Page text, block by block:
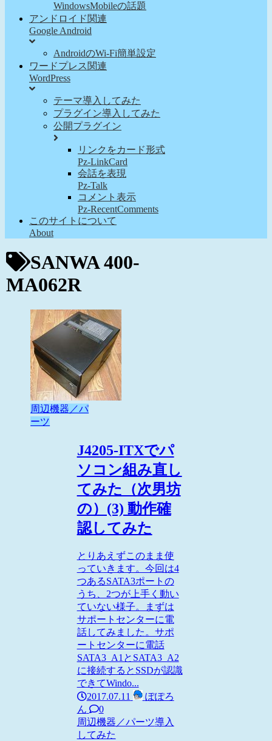
WindowsMobileの話題
アンドロイド関連
Google Android
AndroidのWi-Fi簡単設定
ワードプレス関連
WordPress
テーマ導入してみた
プラグイン導入してみた
公開プラグイン
リンクをカード形式
Pz-LinkCard
会話を表現
Pz-Talk
コメント表示
Pz-RecentComments
このサイトについて
About
SANWA 400-
MA062R
周辺機器／パ
ーツ
J4205-ITXでパ
ソコン組み直し
てみた（次男坊
の）(3) 動作確
認してみた
とりあえずこのまま使
っていきます。今回は4
つあるSATA3ポートの
うち、2つが上手く動い
ていない様子。まずは
サポートセンターに電
話してみました。サポ
ートセンターに電話
SATA3_A1とSATA3_A2
に接続するとSSDが認識
できてWindo...
2017.07.11
ぽぽろ
ん
0
周辺機器／パーツ導入
してみた